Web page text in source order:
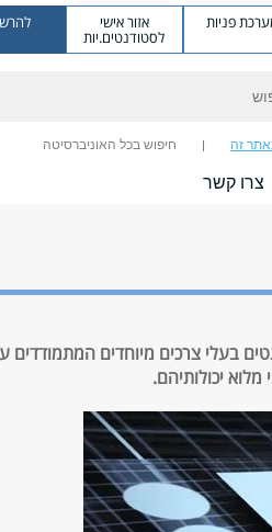
פניות אזור אישי
לסטודנטים.יות
זה חיפוש בכל האוניברסיטה
צרו קשר
בעלי צרכים מיוחדים המתמודדים
יכולותיהם.